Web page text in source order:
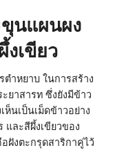
นแผนผง
เขียว
ำหยาบ ในการสร้าง
ยาสารท ซึ่งยังมีข้าว
ห็นเป็นเม็ดข้าวอย่าง
และสีผึ้งเขียวของ
ฝังตะกรุดสาริกาคู่ไว้